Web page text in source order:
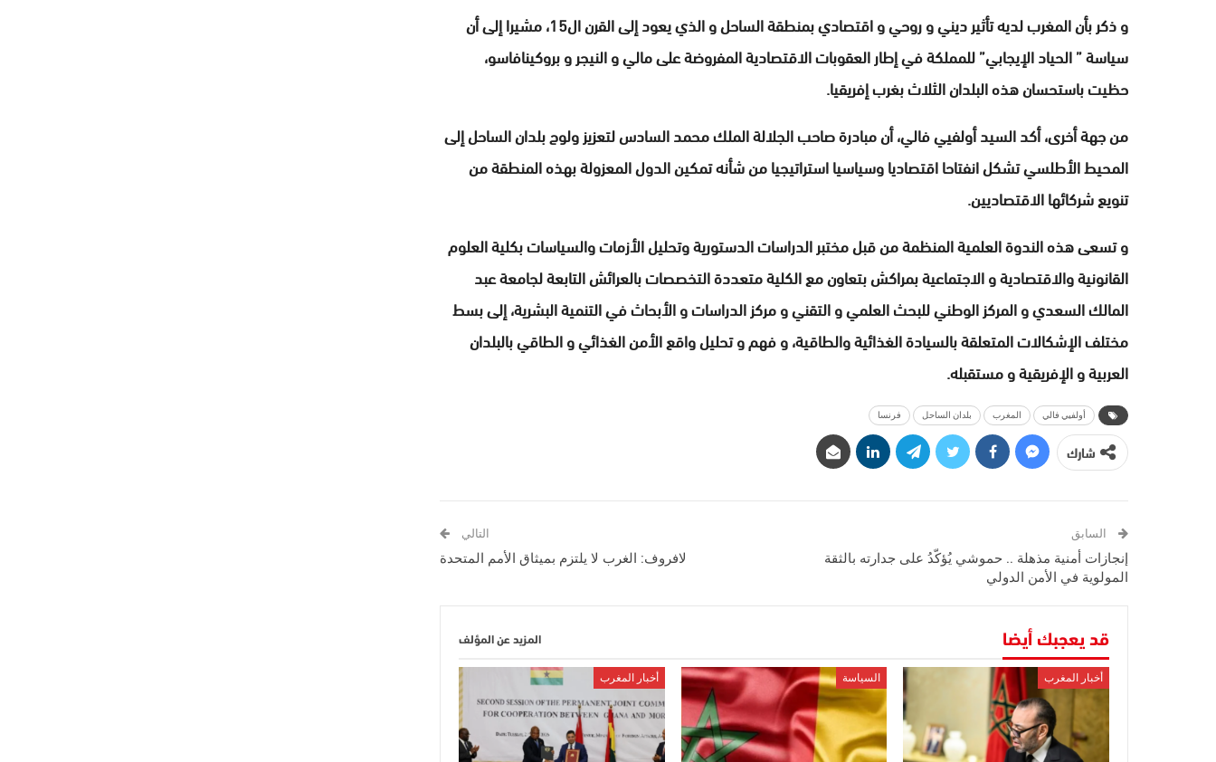
و ذكر بأن المغرب لديه تأثير ديني و روحي و اقتصادي بمنطقة الساحل و الذي يعود إلى القرن ال15، مشيرا إلى أن
سياسة ” الحياد الإيجابي” للمملكة في إطار العقوبات الاقتصادية المفروضة على مالي و النيجر و بروكينافاسو،
حظيت باستحسان هذه البلدان الثلاث بغرب إفريقيا.
من جهة أخرى، أكد السيد أولفيي فالي، أن مبادرة صاحب الجلالة الملك محمد السادس لتعزيز ولوج بلدان الساحل إلى
المحيط الأطلسي تشكل انفتاحا اقتصاديا وسياسيا استراتيجيا من شأنه تمكين الدول المعزولة بهذه المنطقة من
تنويع شركائها الاقتصاديين.
و تسعى هذه الندوة العلمية المنظمة من قبل مختبر الدراسات الدستورية وتحليل الأزمات والسياسات بكلية العلوم
القانونية والاقتصادية و الاجتماعية بمراكش بتعاون مع الكلية متعددة التخصصات بالعرائش التابعة لجامعة عبد
المالك السعدي و المركز الوطني للبحث العلمي و التقني و مركز الدراسات و الأبحاث في التنمية البشرية، إلى بسط
مختلف الإشكالات المتعلقة بالسيادة الغذائية والطاقية، و فهم و تحليل واقع الأمن الغذائي و الطاقي بالبلدان
العربية و الإفريقية و مستقبله.
أولفيي فالي المغرب بلدان الساحل فرنسا
شارك
السابق
إنجازات أمنية مذهلة .. حموشي يُؤكّدُ على جدارته بالثقة
المولوية في الأمن الدولي
التالي
لافروف: الغرب لا يلتزم بميثاق الأمم المتحدة
قد يعجبك أيضا المزيد عن المؤلف
أخبار المغرب السياسة أخبار المغرب